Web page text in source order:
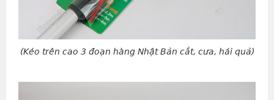
(Kéo trên cao 3 đoạn hàng Nhật Bản cắt, cưa, hái quả)